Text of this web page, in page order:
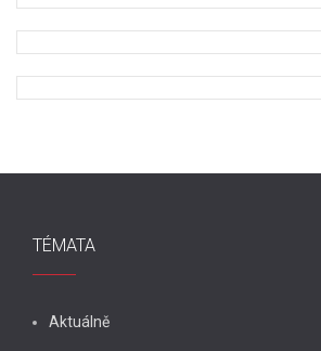
TÉMATA
Aktuálně